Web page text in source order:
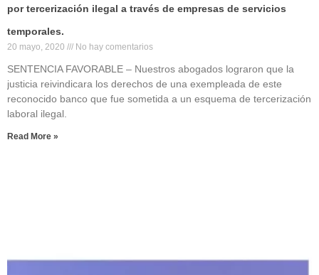
por tercerización ilegal a través de empresas de servicios
temporales.
20 mayo, 2020 No hay comentarios
SENTENCIA FAVORABLE – Nuestros abogados lograron que la
justicia reivindicara los derechos de una exempleada de este
reconocido banco que fue sometida a un esquema de tercerización
laboral ilegal.
Read More »